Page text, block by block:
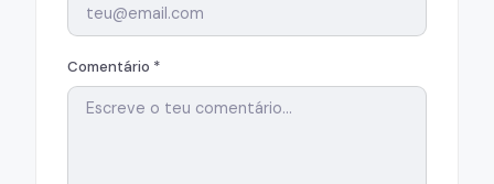
Comentário *